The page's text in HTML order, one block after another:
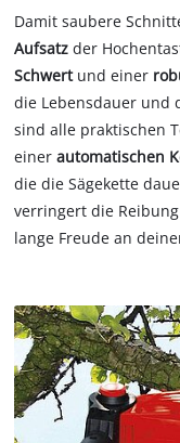
Damit saubere
Aufsatzder
Schwertund einer
die Lebensdauer und
sind alle praktischen
einerautomatischen
die die Sägekette
verringert die
lange Freude an